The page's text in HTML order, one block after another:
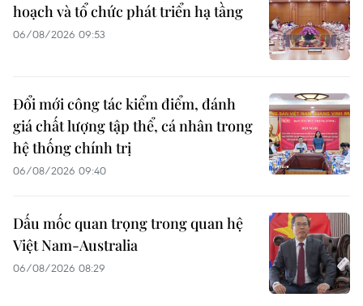
hoạch và tổ chức phát triển hạ tầng
06/08/2026 09:53
Đổi mới công tác kiểm điểm, đánh
giá chất lượng tập thể, cá nhân trong
hệ thống chính trị
06/08/2026 09:40
Dấu mốc quan trọng trong quan hệ
Việt Nam-Australia
06/08/2026 08:29